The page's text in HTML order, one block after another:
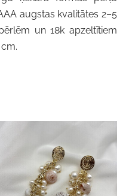
augstas kvalitātes 2–5
un 18k apzeltītiem